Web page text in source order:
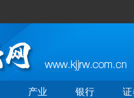
产业 银行 证